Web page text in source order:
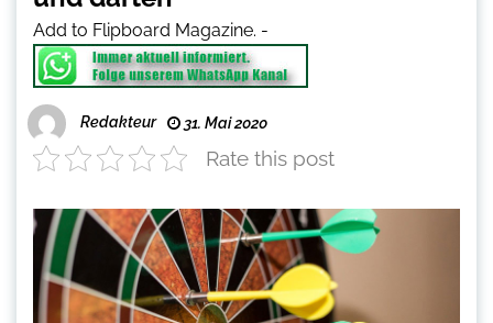
Add to Flipboard Magazine. -
Redakteur 31. Mai 2020
Rate this post